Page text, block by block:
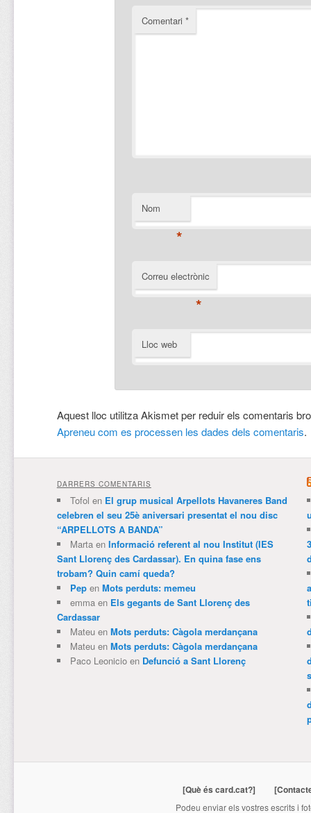
Comentari *
Nom
*
Correu electrònic
*
Lloc web
Aquest lloc utilitza Akismet per reduir els comentaris
Apreneu com es processen les dades dels comentaris.
DARRERS COMENTARIS
Tofol en El grup musical Arpellots Havaneres Band
celebren el seu 25è aniversari presentat el nou disc
“ARPELLOTS A BANDA”
Martaen Informació referent al nou Institut (IES
Sant Llorenç des Cardassar). En quina fase ens
trobam? Quin camí queda?
Pepen Mots perduts: memeu
emmaen Els gegants de Sant Llorenç des
Cardassar
Mateuen Mots perduts: Càgola merdançana
Mateuen Mots perduts: Càgola merdançana
Paco Leonicioen Defunció a Sant Llorenç
[Què és card.cat?]
Podeu enviar els vostres escrits i